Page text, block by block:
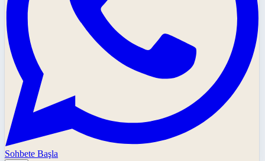
Sohbete Başla